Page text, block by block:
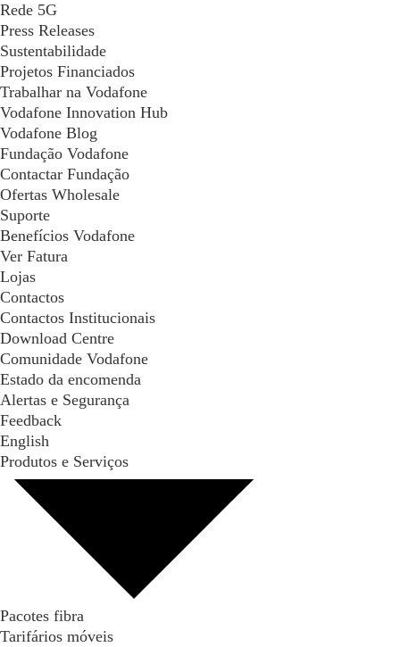
Rede 5G
Press Releases
Sustentabilidade
Projetos Financiados
Trabalhar na Vodafone
Vodafone Innovation Hub
Vodafone Blog
Fundação Vodafone
Contactar Fundação
Ofertas Wholesale
Suporte
Benefícios Vodafone
Ver Fatura
Lojas
Contactos
Contactos Institucionais
Download Centre
Comunidade Vodafone
Estado da encomenda
Alertas e Segurança
Feedback
English
Produtos e Serviços
Pacotes fibra
Tarifários móveis